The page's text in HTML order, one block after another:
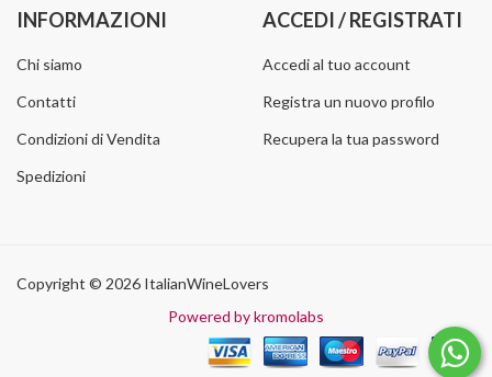
INFORMAZIONI
Chi siamo
Contatti
Condizioni di Vendita
Spedizioni
ACCEDI / REGISTRATI
Accedi al tuo account
Registra un nuovo profilo
Recupera la tua password
Copyright © 2026 ItalianWineLovers
Powered by kromolabs